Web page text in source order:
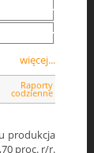
więcej...
Raporty
codzienne
produkcja
proc. r/r.